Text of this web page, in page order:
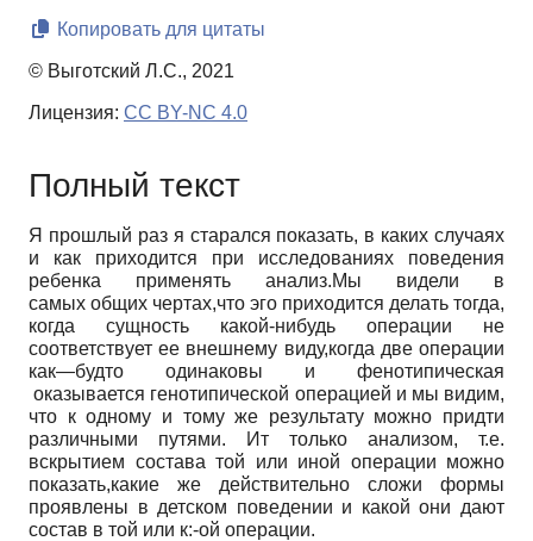
Копировать для цитаты
© Выготский Л.С., 2021
Лицензия: CC BY-NC 4.0
Полный текст
Я прошлый раз я старался показать, в каких случаях
и как приходится при исследованиях поведения
ребенка применять анализ.Мы видели в
самых общих чертах,что эго приходится делать тогда,
когда сущность какой-нибудь операции не
соответствует ее внешнему виду,когда две операции
как—будто одинаковы и фенотипическая
оказывается генотипической операцией и мы видим,
что к одному и тому же результату можно придти
различными путями. Ит только анализом, т.е.
вскрытием состава той или иной операции можно
показать,какие же действительно сложи формы
проявлены в детском поведении и какой они дают
состав в той или к:-ой операции.